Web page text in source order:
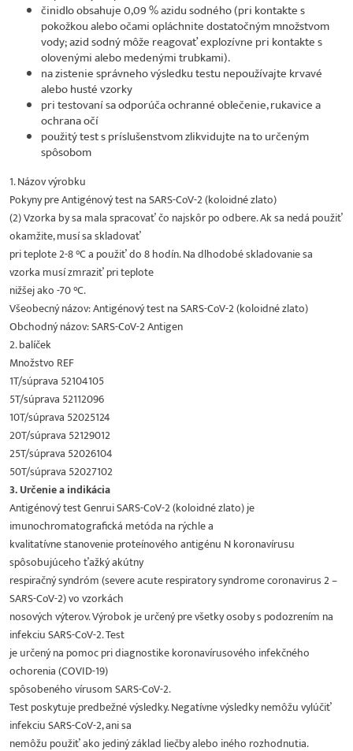
činidlo obsahuje 0,09 % azidu sodného (pri kontakte s
pokožkou alebo očami opláchnite dostatočným množstvom
vody; azid sodný môže reagovať explozívne pri kontakte s
olovenými alebo medenými trubkami).
na zistenie správneho výsledku testu nepoužívajte krvavé
alebo husté vzorky
pri testovaní sa odporúča ochranné oblečenie, rukavice a
ochrana očí
použitý test s príslušenstvom zlikvidujte na to určeným
spôsobom
1. Názov výrobku
Pokyny pre Antigénový test na SARS-CoV-2 (koloidné zlato)
(2) Vzorka by sa mala spracovať čo najskôr po odbere. Ak sa nedá použiť
okamžite, musí sa skladovať
pri teplote 2-8 °C a použiť do 8 hodín. Na dlhodobé skladovanie sa
vzorka musí zmraziť pri teplote
nižšej ako -70 °C.
Všeobecný názov: Antigénový test na SARS-CoV-2 (koloidné zlato)
Obchodný názov: SARS-CoV-2 Antigen
2. balíček
Množstvo REF
1T/súprava 52104105
5T/súprava 52112096
10T/súprava 52025124
20T/súprava 52129012
25T/súprava 52026104
50T/súprava 52027102
3. Určenie a indikácia
Antigénový test Genrui SARS-CoV-2 (koloidné zlato) je
imunochromatografická metóda na rýchle a
kvalitatívne stanovenie proteínového antigénu N koronavírusu
spôsobujúceho ťažký akútny
respiračný syndróm (severe acute respiratory syndrome coronavirus 2 –
SARS-CoV-2) vo vzorkách
nosových výterov. Výrobok je určený pre všetky osoby s podozrením na
infekciu SARS-CoV-2. Test
je určený na pomoc pri diagnostike koronavírusového infekčného
ochorenia (COVID-19)
spôsobeného vírusom SARS-CoV-2.
Test poskytuje predbežné výsledky. Negatívne výsledky nemôžu vylúčiť
infekciu SARS-CoV-2, ani sa
nemôžu použiť ako jediný základ liečby alebo iného rozhodnutia.